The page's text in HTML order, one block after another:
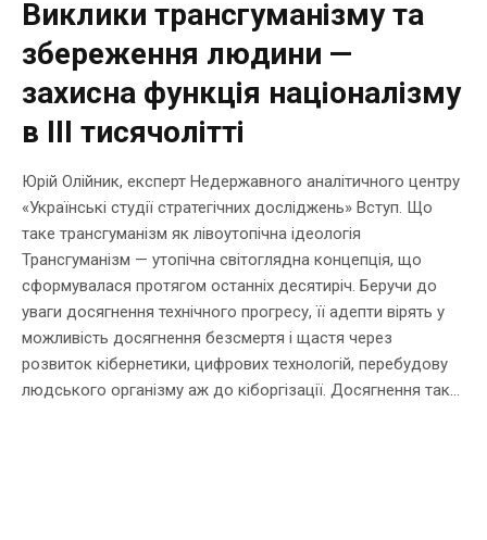
Виклики трансгуманізму та
збереження людини —
захисна функція націоналізму
в ІІІ тисячолітті
Юрій Олійник, експерт Недержавного аналітичного центру
«Українські студії стратегічних досліджень» Вступ. Що
таке трансгуманізм як лівоутопічна ідеологія
Трансгуманізм — утопічна світоглядна концепція, що
сформувалася протягом останніх десятиріч. Беручи до
уваги досягнення технічного прогресу, її адепти вірять у
можливість досягнення безсмертя і щастя через
розвиток кібернетики, цифрових технологій, перебудову
людського організму аж до кіборгізації. Досягнення так...